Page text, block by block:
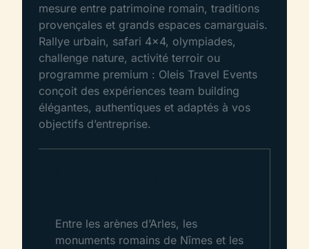
mesure entre patrimoine romain, traditions
provençales et grands espaces camarguais.
Rallye urbain, safari 4×4, olympiades,
challenge nature, activité terroir ou
programme premium : Oleis Travel Events
conçoit des expériences team building
élégantes, authentiques et adaptés à vos
objectifs d’entreprise.
Entre les arènes d’Arles, les
monuments romains de Nîmes et les